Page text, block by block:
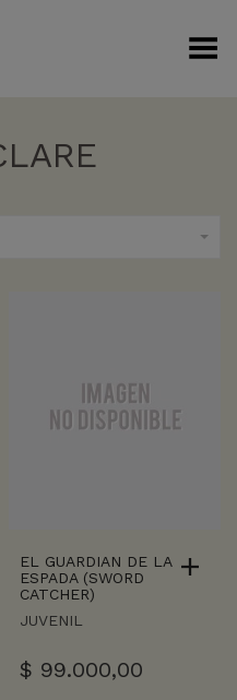
Menú Alterno
EL GUARDIAN DE LA
ESPADA (SWORD
CATCHER)
JUVENIL
$ 99.000,00